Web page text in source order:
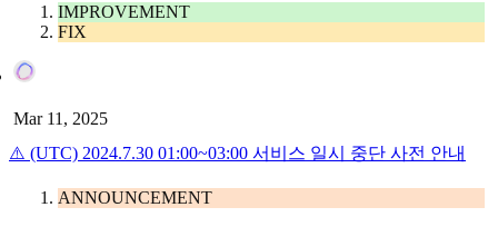
IMPROVEMENT
FIX
Mar 11, 2025
⚠️ (UTC) 2024.7.30 01:00~03:00 서비스 일시 중단 사전 안내
ANNOUNCEMENT